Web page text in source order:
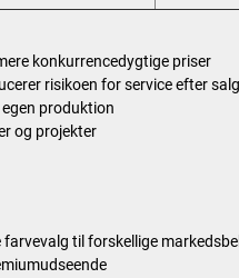
konkurrencedygtige priser
risikoen for service efter salg
produktion
og projekter
til forskellige